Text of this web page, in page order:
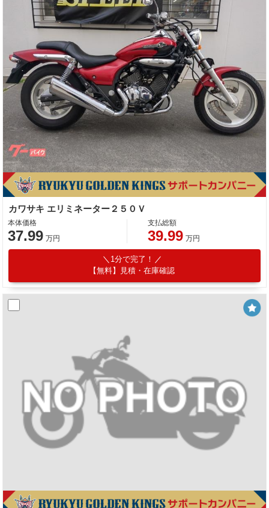
カワサキ エリミネーター２５０Ｖ
本体価格
37.99 万円
支払総額
39.99 万円
1分で完了！
【無料】見積・在庫確認